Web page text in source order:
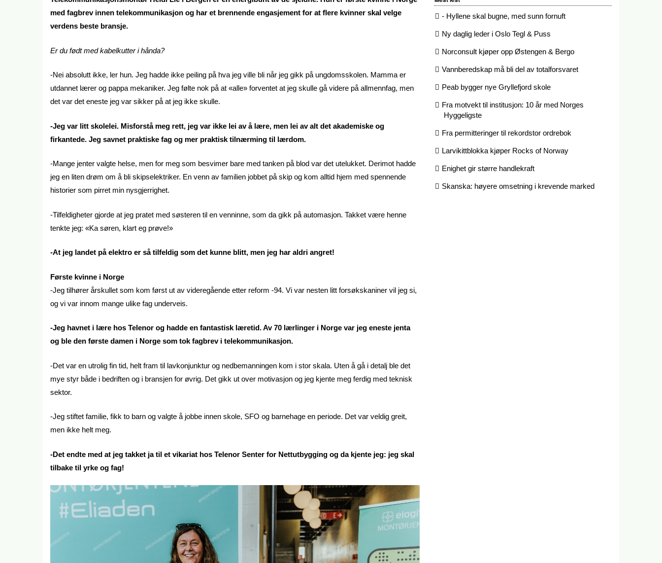
med fagbrev innen telekommunikasjon og har et brennende engasjement for at flere kvinner skal velge
verdens beste bransje.
Er du født med kabelkutter i hånda?
-Nei absolutt ikke, ler hun. Jeg hadde ikke peiling på hva jeg ville bli når jeg gikk på ungdomsskolen. Mamma er
utdannet lærer og pappa mekaniker. Jeg følte nok på at «alle» forventet at jeg skulle gå videre på allmennfag, men
det var det eneste jeg var sikker på at jeg ikke skulle.
-Jeg var litt skolelei. Misforstå meg rett, jeg var ikke lei av å lære, men lei av alt det akademiske og
firkantede. Jeg savnet praktiske fag og mer praktisk tilnærming til lærdom.
-Mange jenter valgte helse, men for meg som besvimer bare med tanken på blod var det utelukket. Derimot hadde
jeg en liten drøm om å bli skipselektriker. En venn av familien jobbet på skip og kom alltid hjem med spennende
historier som pirret min nysgjerrighet.
-Tilfeldigheter gjorde at jeg pratet med søsteren til en venninne, som da gikk på automasjon. Takket være henne
tenkte jeg: «Ka søren, klart eg prøve!»
-At jeg landet på elektro er så tilfeldig som det kunne blitt, men jeg har aldri angret!
Første kvinne i Norge
-Jeg tilhører årskullet som kom først ut av videregående etter reform -94. Vi var nesten litt forsøkskaniner vil jeg si,
og vi var innom mange ulike fag underveis.
-Jeg havnet i lære hos Telenor og hadde en fantastisk læretid. Av 70 lærlinger i Norge var jeg eneste jenta
og ble den første damen i Norge som tok fagbrev i telekommunikasjon.
-Det var en utrolig fin tid, helt fram til lavkonjunktur og nedbemanningen kom i stor skala. Uten å gå i detalj ble det
mye styr både i bedriften og i bransjen for øvrig. Det gikk ut over motivasjon og jeg kjente meg ferdig med teknisk
sektor.
-Jeg stiftet familie, fikk to barn og valgte å jobbe innen skole, SFO og barnehage en periode. Det var veldig greit,
men ikke helt meg.
-Det endte med at jeg takket ja til et vikariat hos Telenor Senter for Nettutbygging og da kjente jeg: jeg skal
tilbake til yrke og fag!
- Hyllene skal bugne, med sunn fornuft
Ny daglig leder i Oslo Tegl & Puss
Norconsult kjøper opp Østengen & Bergo
Vannberedskap må bli del av totalforsvaret
Peab bygger nye Gryllefjord skole
Fra motvekt til institusjon: 10 år med Norges
Hyggeligste
Fra permitteringer til rekordstor ordrebok
Larvikittblokka kjøper Rocks of Norway
Enighet gir større handlekraft
Skanska: høyere omsetning i krevende marked